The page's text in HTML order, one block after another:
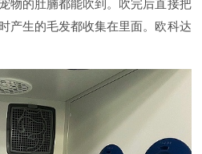
物的肚腩都能吹到。吹完后直接把
产生的毛发都收集在里面。欧科达